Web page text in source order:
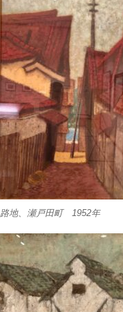
路地、瀬戸田町 1952年